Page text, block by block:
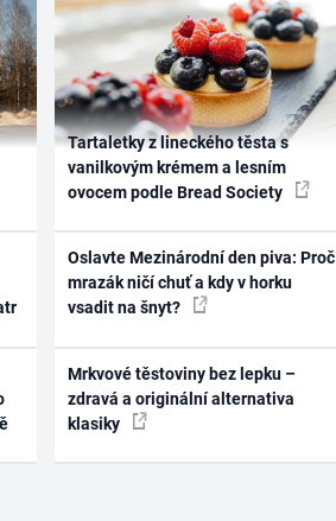
Tartaletky z lineckého těsta s
vanilkovým krémem a lesním
ovocem podle Bread Society
Oslavte Mezinárodní den piva: Proč
mrazák ničí chuť a kdy v horku
vsadit na šnyt?
Mrkvové těstoviny bez lepku –
zdravá a originální alternativa
klasiky